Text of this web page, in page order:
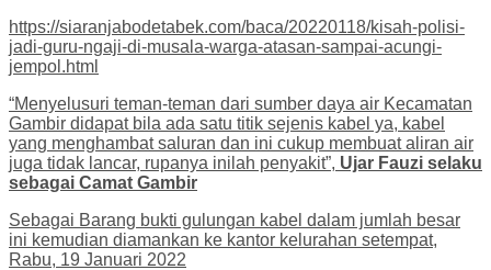
https://siaranjabodetabek.com/baca/20220118/kisah-polisi-
jadi-guru-ngaji-di-musala-warga-atasan-sampai-acungi-
jempol.html
“Menyelusuri teman-teman dari sumber daya air Kecamatan
Gambir didapat bila ada satu titik sejenis kabel ya, kabel
yang menghambat saluran dan ini cukup membuat aliran air
juga tidak lancar, rupanya inilah penyakit”, Ujar Fauzi selaku
sebagai Camat Gambir
Sebagai Barang bukti gulungan kabel dalam jumlah besar
ini kemudian diamankan ke kantor kelurahan setempat,
Rabu, 19 Januari 2022